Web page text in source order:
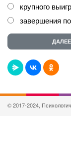
крупного
завершения
© 2017-2024,